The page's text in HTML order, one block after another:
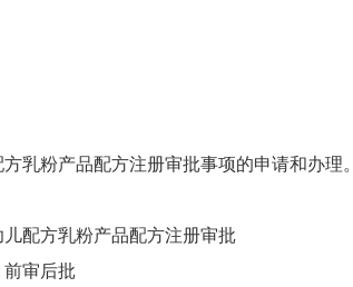
粉产品配方注册审批事项的申请和办理。
配方乳粉产品配方注册审批
审后批